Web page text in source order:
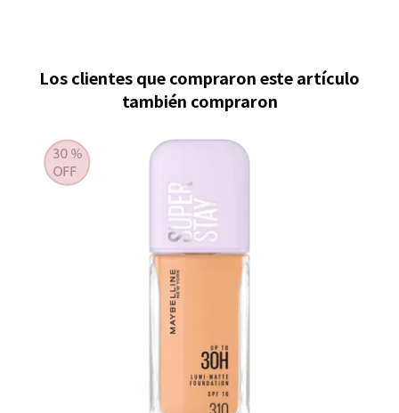
Los clientes que compraron este artículo
también compraron